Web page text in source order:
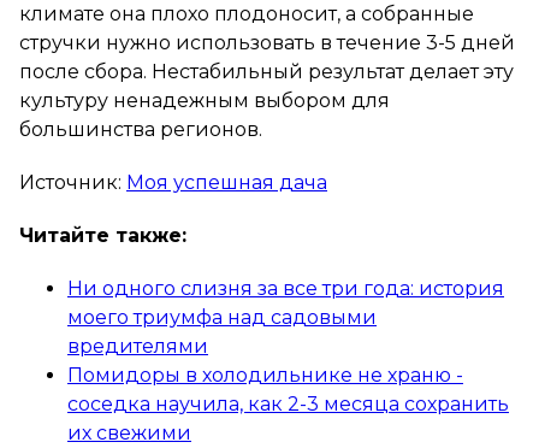
климате она плохо плодоносит, а собранные
стручки нужно использовать в течение 3-5 дней
после сбора. Нестабильный результат делает эту
культуру ненадежным выбором для
большинства регионов.
Источник: Моя успешная дача
Читайте также:
Ни одного слизня за все три года: история
моего триумфа над садовыми
вредителями
Помидоры в холодильнике не храню -
соседка научила, как 2-3 месяца сохранить
их свежими